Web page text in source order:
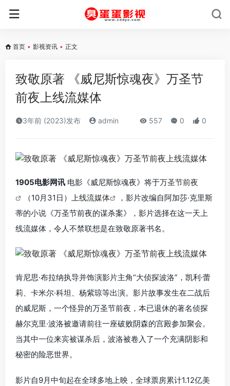
首页 • 影视资讯 • 正文
致敬原著 《威尼斯惊魂夜》万圣节
前夜上线流媒体
3年前 (2023)发布 admin 557 0 0
1905电影网讯 电影《威尼斯惊魂夜》将于万圣节前夜
（10月31日）上线流媒体
，影片改编自阿加莎·克里斯
蒂的小说《万圣节前夜的谋杀案》，影片选择在这一天上
线流媒体，令人不禁联想是在致敬原著书名。
肯尼思·布拉纳执导并饰演影片主角“大侦探波洛”，凯利·蕾
莉、卡米尔·科坦、杨紫琼等出演。影片故事发生在二战后
的威尼斯，一个怪异的万圣节前夜，本已退休的著名侦探
赫尔克里·波洛被邀请前往一座破败阴森的宫殿参加聚会。
当其中一位来宾被谋杀后，波洛被卷入了一个充满阴影和
秘密的险恶世界。
影片自9月中旬起在全球多地上映，全球票房累计1.12亿美